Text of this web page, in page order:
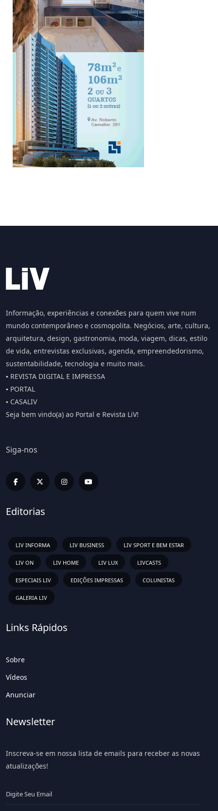
Informação, experiências e conexões para quem vive num
mundo contemporâneo e cosmopolita. Negócios, arte, cultura,
arquitetura, design, gastronomia, moda, viagem, dicas, estilo
de vida, entrevistas exclusivas, agenda, empreendedorismo,
sustentabilidade, tecnologia e muito mais.
▪️ REVISTA DIGITAL E IMPRESSA
▪️ PORTAL
▪️ CASALIV
Seja bem vindo(a) ao Portal e Revista LiV!
Siga-nos
Editorias
LIV INFORMA LIV BUSINESS LIV SPORT E BEM ESTAR
LIV ON LIV HOME LIV LUX LIVCASTS
ESPECIAIS LIV EDIÇÕES IMPRESSAS COLUNISTAS
GALERIA LIV
Links Rápidos
Sobre
Vídeos
Anunciar
Newsletter
Inscreva-se em nossa lista de emails para receber as novas
atualizações!